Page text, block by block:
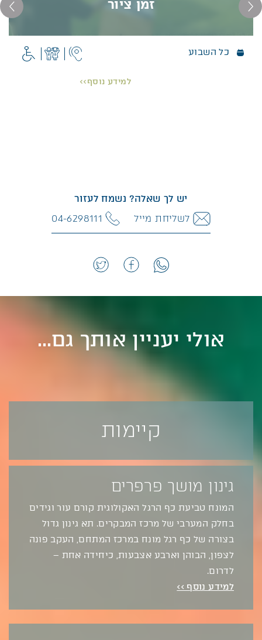
זמן ציור
של היום, כשהוורדים הצבעוניים פורחים במלוא עוזם,
כל השבוע
למידע נוסף>>
יש לך שאלה? נשמח לעזור
לשליחת מייל
04-6298111
אולי יעניין אותך גם...
קיימות
גינון מושך פרפרים
המונח טביעת כף הרגל האקולוגית קורם עור וגידים
בחלק המערבי של מרכז המבקרים. תא גינון גדול
בצורה של כף רגל מונח במרכז המתחם, העקב פונה
לצפון, הבוהן וארבע אצבעות, כיחידה אחת –
לדרום.
למידע נוסף >>